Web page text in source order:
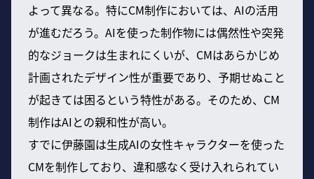
よって異なる。特にCM制作においては、AIの活用
が進むだろう。AIを使った制作物には偶然性や突発
的なジョークは生まれにくいが、CMはあらかじめ
計画されたデザイン性が重要であり、予期せぬこと
が起きては困るという特性がある。そのため、CM
制作はAIとの親和性が高い。
すでに伊藤園は生成AIの女性キャラクターを使った
CMを制作しており、違和感なく受け入れられてい